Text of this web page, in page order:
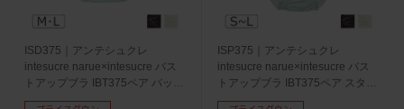
ISD375｜アンテシュクレ
intesucre narue×intesucre バス
トアップブラ IBT375ペア バック
レースショーツ M/L
ISP375｜アンテシュクレ
intesucre narue×intesucre バス
トアップブラ IBT375ペア スタン
ダードショーツ S/M/L